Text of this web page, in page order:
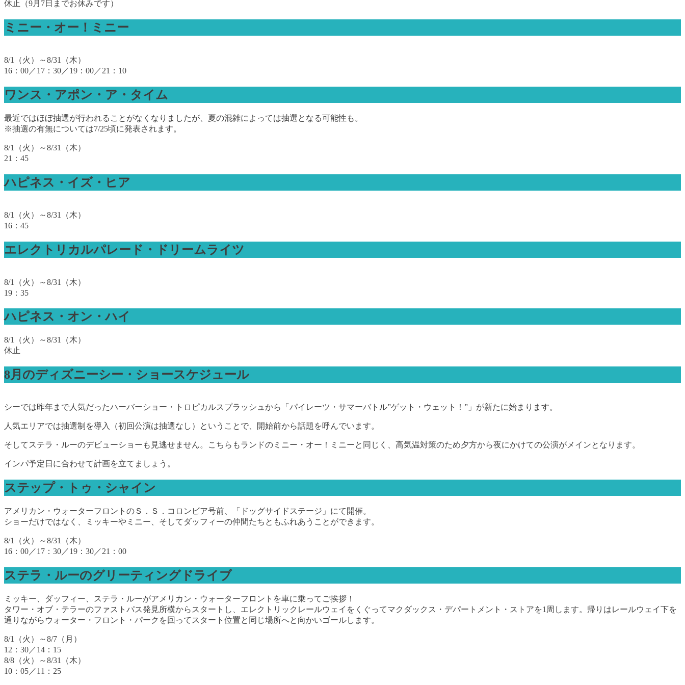
休止（9月7日までお休みです）
ミニー・オー！ミニー
8/1（火）～8/31（木）
16：00／17：30／19：00／21：10
ワンス・アポン・ア・タイム
最近ではほぼ抽選が行われることがなくなりましたが、夏の混雑によっては抽選となる可能性も。
※抽選の有無については7/25頃に発表されます。
8/1（火）～8/31（木）
21：45
ハピネス・イズ・ヒア
8/1（火）～8/31（木）
16：45
エレクトリカルパレード・ドリームライツ
8/1（火）～8/31（木）
19：35
ハピネス・オン・ハイ
8/1（火）～8/31（木）
休止
8月のディズニーシー・ショースケジュール
シーでは昨年まで人気だったハーバーショー・トロピカルスプラッシュから「パイレーツ・サマーバトル”ゲット・ウェット！”」が新たに始まります。
人気エリアでは抽選制を導入（初回公演は抽選なし）ということで、開始前から話題を呼んでいます。
そしてステラ・ルーのデビューショーも見逃せません。こちらもランドのミニー・オー！ミニーと同じく、高気温対策のため夕方から夜にかけての公演がメインとなります。
インパ予定日に合わせて計画を立てましょう。
ステップ・トゥ・シャイン
アメリカン・ウォーターフロントのＳ．Ｓ．コロンビア号前、「ドッグサイドステージ」にて開催。
ショーだけではなく、ミッキーやミニー、そしてダッフィーの仲間たちともふれあうことができます。
8/1（火）～8/31（木）
16：00／17：30／19：30／21：00
ステラ・ルーのグリーティングドライブ
ミッキー、ダッフィー、ステラ・ルーがアメリカン・ウォーターフロントを車に乗ってご挨拶！
タワー・オブ・テラーのファストパス発見所横からスタートし、エレクトリックレールウェイをくぐってマクダックス・デパートメント・ストアを1周します。帰りはレールウェイ下を
通りながらウォーター・フロント・パークを回ってスタート位置と同じ場所へと向かいゴールします。
8/1（火）～8/7（月）
12：30／14：15
8/8（火）～8/31（木）
10：05／11：25